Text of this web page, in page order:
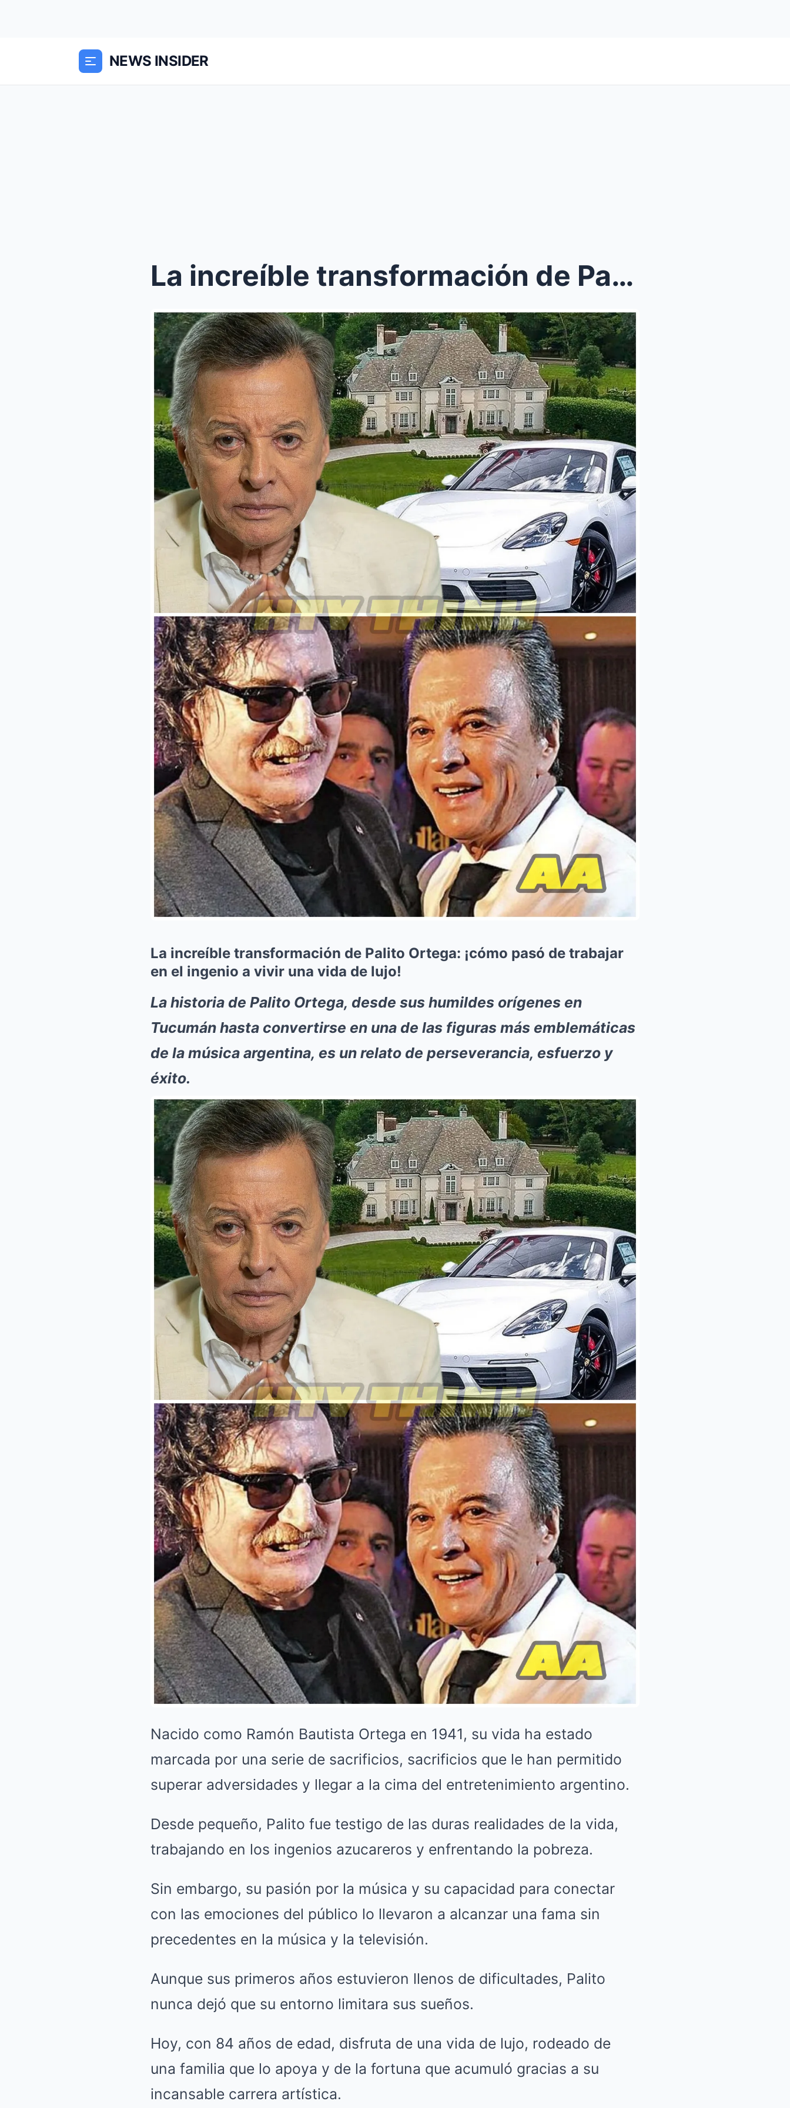
NEWS INSIDER
La increíble transformación de Palito Ortega: ¡cóm...
La increíble transformación de Palito Ortega: ¡cómo pasó de trabajar
en el ingenio a vivir una vida de lujo!
La historia de Palito Ortega, desde sus humildes orígenes en
Tucumán hasta convertirse en una de las figuras más emblemáticas
de la música argentina, es un relato de perseverancia, esfuerzo y
éxito.
Nacido como Ramón Bautista Ortega en 1941, su vida ha estado
marcada por una serie de sacrificios, sacrificios que le han permitido
superar adversidades y llegar a la cima del entretenimiento argentino.
Desde pequeño, Palito fue testigo de las duras realidades de la vida,
trabajando en los ingenios azucareros y enfrentando la pobreza.
Sin embargo, su pasión por la música y su capacidad para conectar
con las emociones del público lo llevaron a alcanzar una fama sin
precedentes en la música y la televisión.
Aunque sus primeros años estuvieron llenos de dificultades, Palito
nunca dejó que su entorno limitara sus sueños.
Hoy, con 84 años de edad, disfruta de una vida de lujo, rodeado de
una familia que lo apoya y de la fortuna que acumuló gracias a su
incansable carrera artística.